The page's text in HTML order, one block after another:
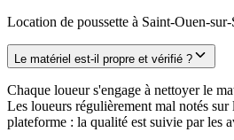
Location de poussette à Saint-Ouen-
Le matériel est-il propre et vérifié ?
Chaque loueur s'engage à nettoyer le
Les loueurs régulièrement mal notés sur
plateforme : la qualité est suivie par les